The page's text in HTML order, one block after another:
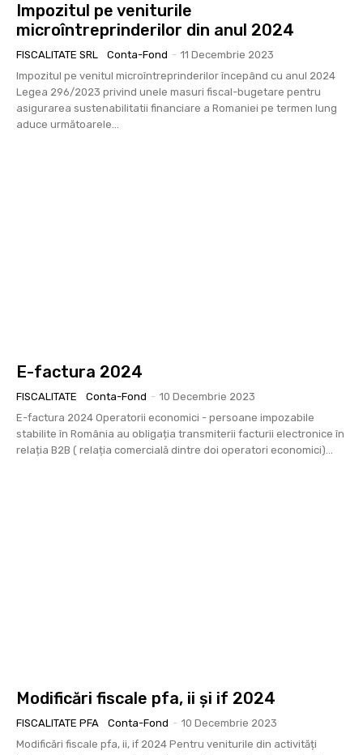
Impozitul pe veniturile
microîntreprinderilor din anul 2024
FISCALITATE SRL Conta-Fond - 11 Decembrie 2023
Impozitul pe venitul microîntreprinderilor începând cu anul 2024
Legea 296/2023 privind unele masuri fiscal-bugetare pentru
asigurarea sustenabilitatii financiare a Romaniei pe termen lung
aduce următoarele...
E-factura 2024
FISCALITATE Conta-Fond - 10 Decembrie 2023
E-factura 2024 Operatorii economici - persoane impozabile
stabilite în România au obligația transmiterii facturii electronice în
relația B2B ( relația comercială dintre doi operatori economici)...
Modificări fiscale pfa, ii și if 2024
FISCALITATE PFA Conta-Fond - 10 Decembrie 2023
Modificări fiscale pfa, ii, if 2024 Pentru veniturile din activități